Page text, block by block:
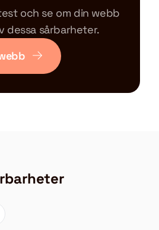
och se om din webb
dessa sårbarheter.